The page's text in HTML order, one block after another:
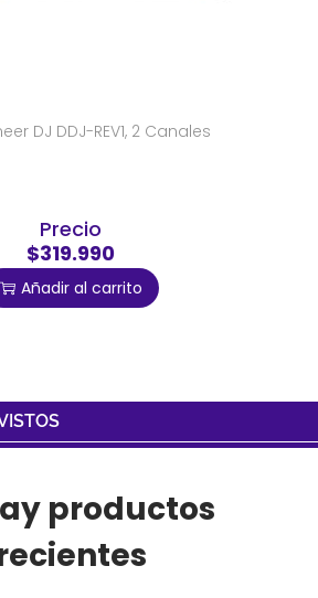
DJ DDJ-REV1, 2 Canales
Precio
$319.990
Añadir al carrito
productos